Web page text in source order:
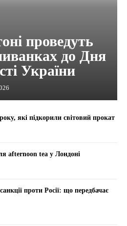
проведуть
до Дня
України
які підкорили світовий прокат
afternoon tea у Лондоні
проти Росії: що передбачає